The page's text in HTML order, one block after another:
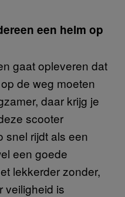
een helm op
gaat opleveren dat
de weg moeten
daar krijg je
scooter
snel rijdt als een
een goede
lekkerder zonder,
veiligheid is